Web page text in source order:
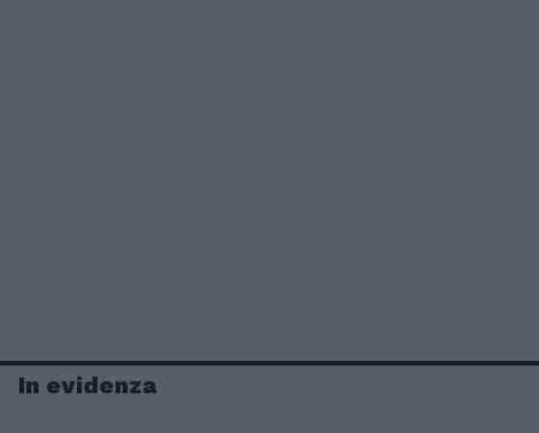
In evidenza